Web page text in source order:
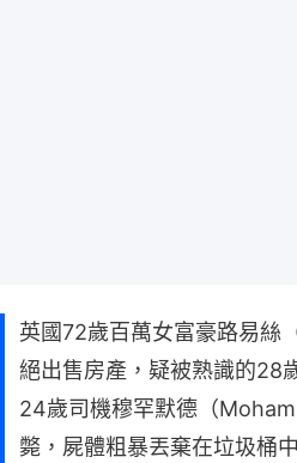
英國72歲百萬女富豪路易絲
絕出售房產，疑被熟識的28
24歲司機穆罕默德（
斃，屍體粗暴丟棄在垃圾桶